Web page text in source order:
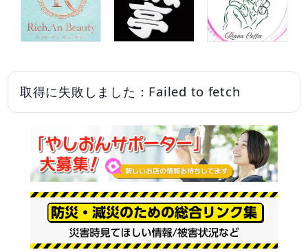
取得に失敗しました：Failed to fetch